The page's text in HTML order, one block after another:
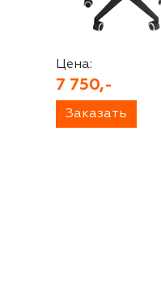
Цена:
7 750,-
Заказать